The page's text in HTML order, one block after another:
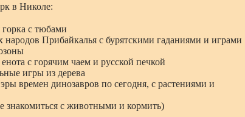
в Николе:
горка с тюбами
народов Прибайкалья с бурятскими гаданиями и играми
с горячим чаем и русской печкой
игры из дерева
времен динозавров по сегодня, с растениями и
знакомиться с животными и кормить)